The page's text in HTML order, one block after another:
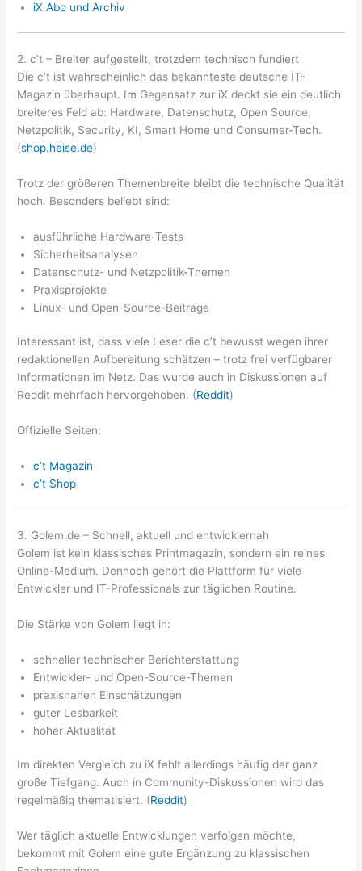
iX Abo und Archiv
2. c’t – Breiter aufgestellt, trotzdem technisch fundiert
Die c’t ist wahrscheinlich das bekannteste deutsche IT-
Magazin überhaupt. Im Gegensatz zur iX deckt sie ein deutlich
breiteres Feld ab: Hardware, Datenschutz, Open Source,
Netzpolitik, Security, KI, Smart Home und Consumer-Tech.
(shop.heise.de)
Trotz der größeren Themenbreite bleibt die technische Qualität
hoch. Besonders beliebt sind:
ausführliche Hardware-Tests
Sicherheitsanalysen
Datenschutz- und Netzpolitik-Themen
Praxisprojekte
Linux- und Open-Source-Beiträge
Interessant ist, dass viele Leser die c’t bewusst wegen ihrer
redaktionellen Aufbereitung schätzen – trotz frei verfügbarer
Informationen im Netz. Das wurde auch in Diskussionen auf
Reddit mehrfach hervorgehoben. (Reddit)
Offizielle Seiten:
c’t Magazin
c’t Shop
3. Golem.de – Schnell, aktuell und entwicklernah
Golem ist kein klassisches Printmagazin, sondern ein reines
Online-Medium. Dennoch gehört die Plattform für viele
Entwickler und IT-Professionals zur täglichen Routine.
Die Stärke von Golem liegt in:
schneller technischer Berichterstattung
Entwickler- und Open-Source-Themen
praxisnahen Einschätzungen
guter Lesbarkeit
hoher Aktualität
Im direkten Vergleich zu iX fehlt allerdings häufig der ganz
große Tiefgang. Auch in Community-Diskussionen wird das
regelmäßig thematisiert. (Reddit)
Wer täglich aktuelle Entwicklungen verfolgen möchte,
bekommt mit Golem eine gute Ergänzung zu klassischen